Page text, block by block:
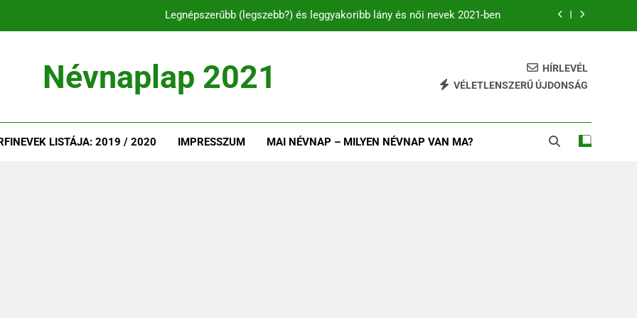
Legnépszerűbb (legszebb?) és leggyakoribb lány és női nevek 2021-ben
B betűs női és férfi nevek
Legnépszerűbb (legszebb?) és leggyakoribb lány és női nevek 2021-ben
Névnaplap 2021
HÍRLEVÉL
VÉLETLENSZERŰ ÚJDONSÁG
LISTÁJA: 2019 / 2020 IMPRESSZUM MAI NÉVNAP – MILYEN NÉVNAP VAN MA?